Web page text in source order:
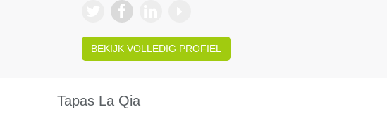
BEKIJK VOLLEDIG PROFIEL
Tapas La Qia